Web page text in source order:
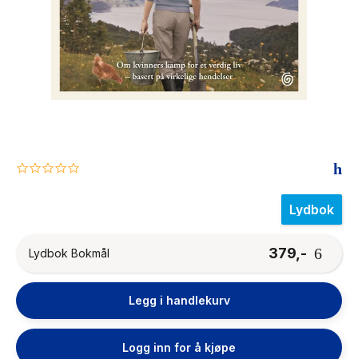
0.0
Lydbok
Lydbok Bokmål 379,-
Legg i handlekurv
Logg inn for å kjøpe